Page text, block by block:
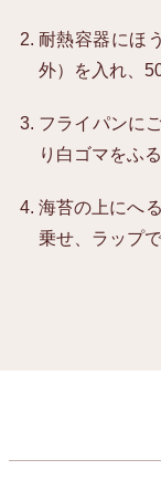
耐熱容器にほ
外）を入れ、
フライパンに
り白ゴマをふる
海苔の上にへ
乗せ、ラップで